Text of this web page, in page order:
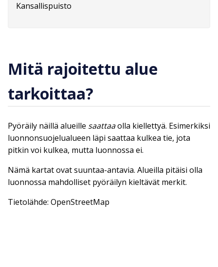
Kansallispuisto
Mitä rajoitettu alue
tarkoittaa?
Pyöräily näillä alueille saattaaolla kiellettyä. Esimerkiksi
luonnonsuojelualueen läpi saattaa kulkea tie, jota
pitkin voi kulkea, mutta luonnossa ei.
Nämä kartat ovat suuntaa-antavia. Alueilla pitäisi olla
luonnossa mahdolliset pyöräilyn kieltävät merkit.
Tietolähde: OpenStreetMap